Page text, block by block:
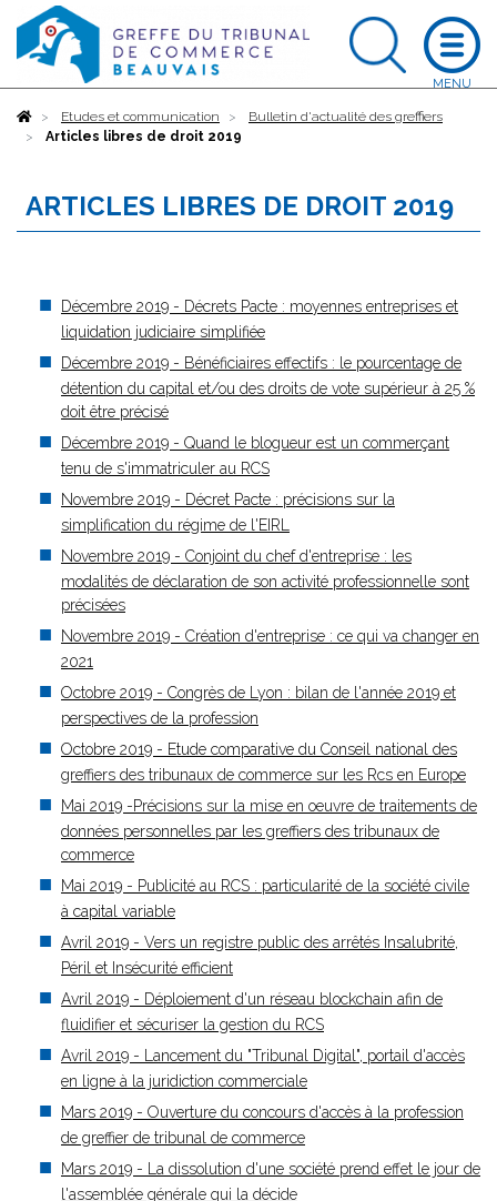
AccueilEtudes et communication
Bulletin d'actualité des greffiers
Articles libres de droit 2019
ARTICLES LIBRES DE DROIT 2019
Décembre 2019 - Décrets Pacte : moyennes entreprises et
liquidation judiciaire simplifiée
Décembre 2019 - Bénéficiaires effectifs : le pourcentage de
détention du capital et/ou des droits de vote supérieur à 25 %
doit être précisé
Décembre 2019 - Quand le blogueur est un commerçant
tenu de s'immatriculer au RCS
Novembre 2019 - Décret Pacte : précisions sur la
simplification du régime de l'EIRL
Novembre 2019 - Conjoint du chef d'entreprise : les
modalités de déclaration de son activité professionnelle sont
précisées
Novembre 2019 - Création d'entreprise : ce qui va changer en
2021
Octobre 2019 - Congrès de Lyon : bilan de l'année 2019 et
perspectives de la profession
Octobre 2019 - Etude comparative du Conseil national des
greffiers des tribunaux de commerce sur les Rcs en Europe
Mai 2019 -Précisions sur la mise en oeuvre de traitements de
données personnelles par les greffiers des tribunaux de
commerce
Mai 2019 - Publicité au RCS : particularité de la société civile
à capital variable
Avril 2019 - Vers un registre public des arrêtés Insalubrité,
Péril et Insécurité efficient
Avril 2019 - Déploiement d'un réseau blockchain afin de
fluidifier et sécuriser la gestion du RCS
Avril 2019 - Lancement du "Tribunal Digital", portail d'accès
en ligne à la juridiction commerciale
Mars 2019 - Ouverture du concours d'accès à la profession
de greffier de tribunal de commerce
Mars 2019 - La dissolution d'une société prend effet le jour de
l'assemblée générale qui la décide